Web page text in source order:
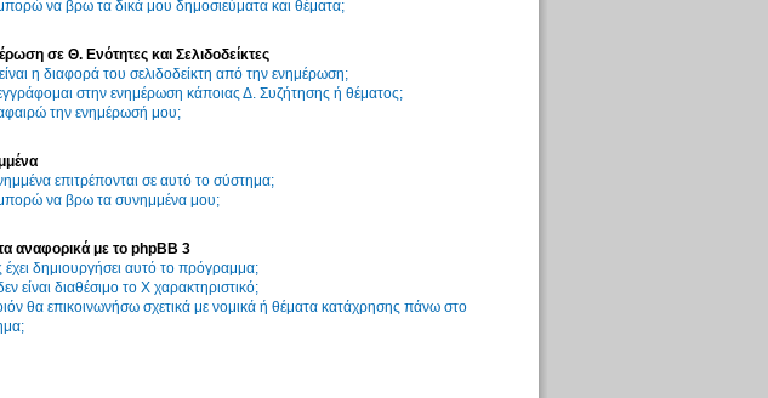
να βρω τα δικά μου δημοσιεύματα και θέματα;
σε Θ. Ενότητες και Σελιδοδείκτες
η διαφορά του σελιδοδείκτη από την ενημέρωση;
στην ενημέρωση κάποιας Δ. Συζήτησης ή θέματος;
την ενημέρωσή μου;
επιτρέπονται σε αυτό το σύστημα;
να βρω τα συνημμένα μου;
αναφορικά με το phpBB 3
έχει δημιουργήσει αυτό το πρόγραμμα;
δεν είναι διαθέσιμο το Χ χαρακτηριστικό;
θα επικοινωνήσω σχετικά με νομικά ή θέματα κατάχρησης πάνω στο